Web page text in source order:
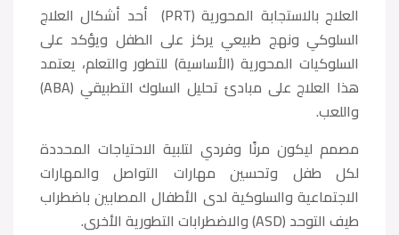
العلاج بالاستجابة المحورية (PRT) أحد أشكال العلاج
السلوكي ونهج طبيعي يركز على الطفل ويؤكد على
السلوكيات المحورية (الأساسية) للتطور والتعلم، يعتمد
هذا العلاج على مبادئ تحليل السلوك التطبيقي (ABA)
واللعب.
مصمم ليكون مرنًا وفردي لتلبية الاحتياجات المحددة
لكل طفل وتحسين مهارات التواصل والمهارات
الاجتماعية والسلوكية لدى الأطفال المصابين باضطراب
طيف التوحد (ASD) والاضطرابات التطورية الأخرى.